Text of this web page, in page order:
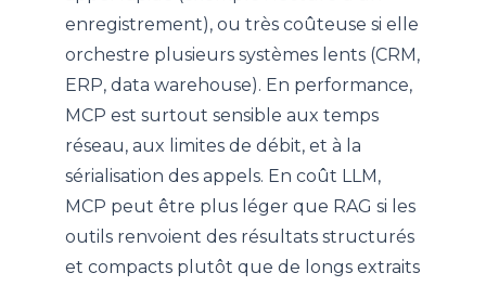
enregistrement), ou très coûteuse si elle
orchestre plusieurs systèmes lents (CRM,
ERP, data warehouse). En performance,
MCP est surtout sensible aux temps
réseau, aux limites de débit, et à la
sérialisation des appels. En coût LLM,
MCP peut être plus léger que RAG si les
outils renvoient des résultats structurés
et compacts plutôt que de longs extraits